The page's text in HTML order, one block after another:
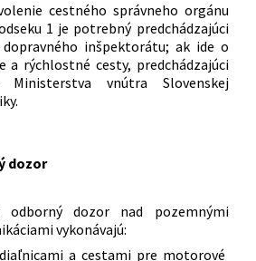
cestného správneho orgánu
1 je potrebný predchádzajúci
dopravného inšpektorátu; ak ide o
a rýchlostné cesty, predchádzajúci
Ministerstva vnútra Slovenskej
dozor
odborný dozor nad pozemnými
vykonávajú:
a cestami pre motorové